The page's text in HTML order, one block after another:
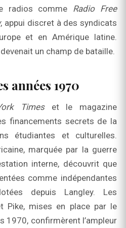
radios comme Radio Free
, appui discret à des syndicats
et en Amérique latine.
un champ de bataille.
années 1970
Timeset le magazine
financements secrets de la
étudiantes et culturelles.
marquée par la guerre
interne, découvrit que
comme indépendantes
depuis Langley. Les
Pike, mises en place par le
1970, confirmèrent l’ampleur